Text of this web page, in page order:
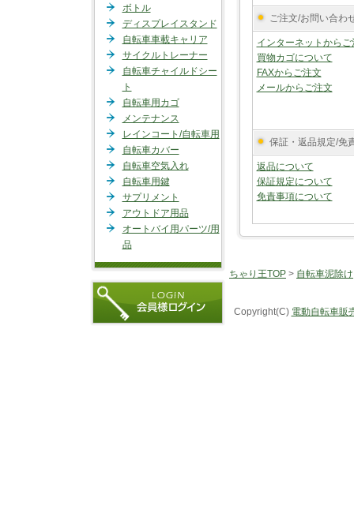
ボトル
ディスプレイスタンド
自転車車載キャリア
サイクルトレーナー
自転車チャイルドシー
ト
自転車用カゴ
メンテナンス
レインコート/自転車用
自転車カバー
自転車空気入れ
自転車用鍵
サプリメント
アウトドア用品
オートバイ用パーツ/用
品
ご注文/お問い合わ
インターネットからご
買物カゴについて
FAXからご注文
メールからご注文
保証・返品規定/免
返品について
保証規定について
免責事項について
ちゃり王TOP > 自転車泥除け
Copyright(C) 電動自転車販